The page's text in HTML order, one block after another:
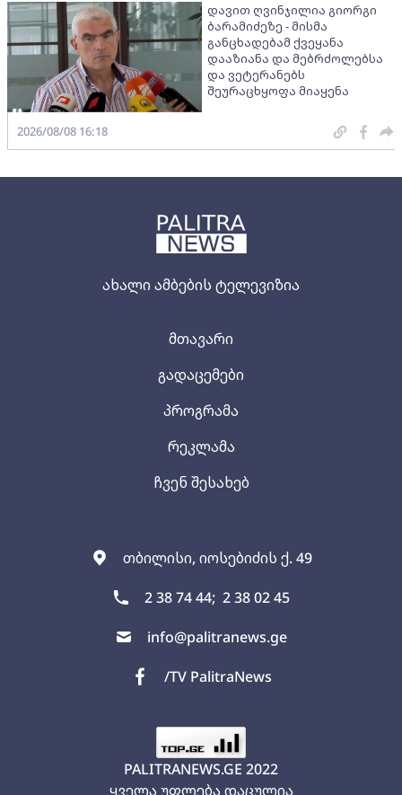
ახალი ამბების ტელევიზია
თბილისი, იოსებიძის ქ. 49
2 38 74 44; 2 38 02 45
info@palitranews.ge
/TV PalitraNews
მთავარი
გადაცემები
პროგრამა
რეკლამა
ჩვენ შესახებ
PALITRANEWS.GE 2022
ყველა უფლება დაცულია
დავით ღვინჯილია გიორგი
ბარამიძეზე - მისმა
განცხადებამ ქვეყანა
დააზიანა და მებრძოლებსა
და ვეტერანებს
შეურაცხყოფა მიაყენა
2026/08/08 16:18